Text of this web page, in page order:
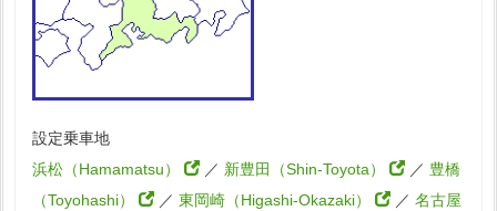
設定乗車地
浜松（Hamamatsu）
／ 新豊田（Shin-Toyota） ／ 豊橋
（Toyohashi）
／ 東岡崎（Higashi-Okazaki） ／ 名古屋